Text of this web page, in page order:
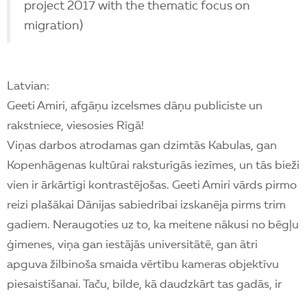
project 2017 with the thematic focus on
migration)
Latvian:
Geeti Amiri, afgāņu izcelsmes dāņu publiciste un
rakstniece, viesosies Rīgā!
Viņas darbos atrodamas gan dzimtās Kabulas, gan
Kopenhāgenas kultūrai raksturīgās iezīmes, un tās bieži
vien ir ārkārtīgi kontrastējošas. Geeti Amiri vārds pirmo
reizi plašākai Dānijas sabiedrībai izskanēja pirms trim
gadiem. Neraugoties uz to, ka meitene nākusi no bēgļu
ģimenes, viņa gan iestājās universitātē, gan ātri
apguva žilbinoša smaida vērtību kameras objektīvu
piesaistīšanai. Taču, bilde, kā daudzkārt tas gadās, ir